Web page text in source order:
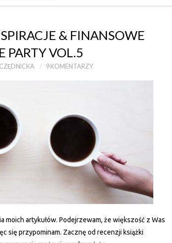
& FINANSOWE
PARTY VOL.5
9 KOMENTARZY
artykułów. Podejrzewam, że większość z Was
się przypominam. Zacznę od recenzji książki